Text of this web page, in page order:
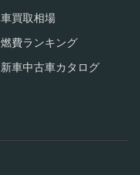
車買取相場
燃費ランキング
新車中古車カタログ